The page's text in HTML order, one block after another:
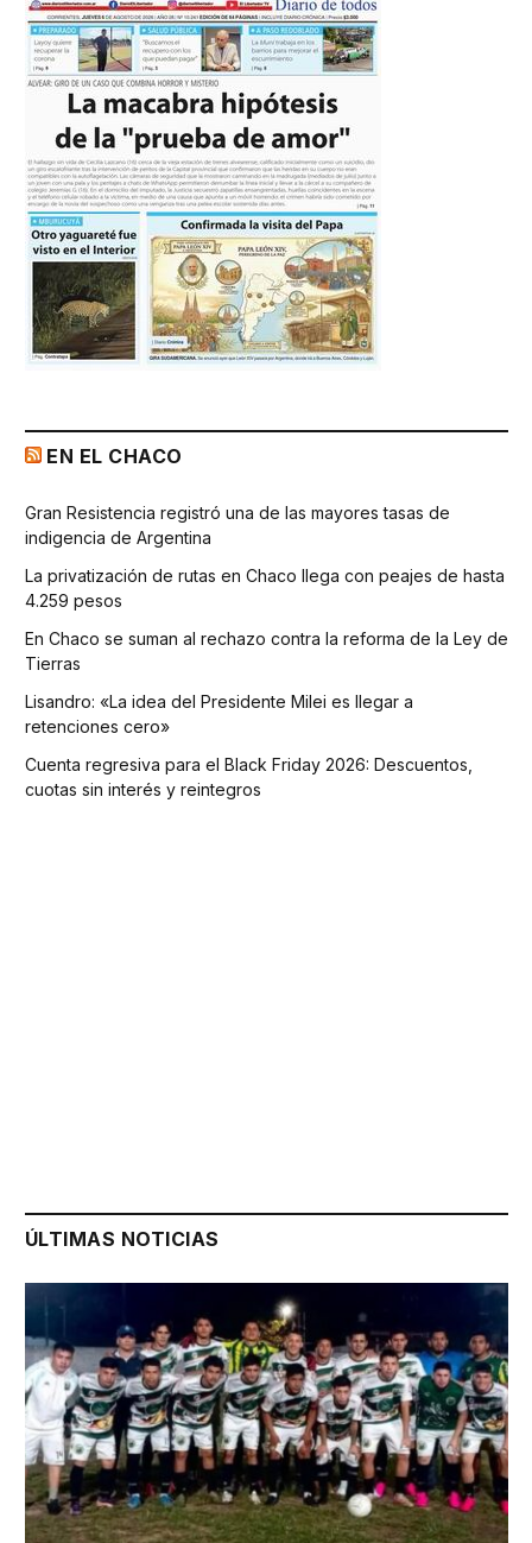
EN EL CHACO
Gran Resistencia registró una de las mayores tasas de
indigencia de Argentina
La privatización de rutas en Chaco llega con peajes de hasta
4.259 pesos
En Chaco se suman al rechazo contra la reforma de la Ley de
Tierras
Lisandro: «La idea del Presidente Milei es llegar a
retenciones cero»
Cuenta regresiva para el Black Friday 2026: Descuentos,
cuotas sin interés y reintegros
ÚLTIMAS NOTICIAS